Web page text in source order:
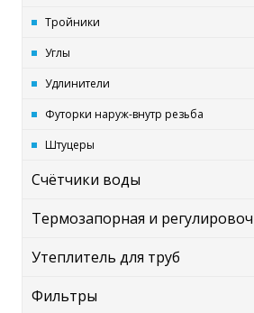
Тройники
Углы
Удлинители
Футорки наруж-внутр резьба
Штуцеры
Счётчики воды
Термозапорная и
Утеплитель для труб
Фильтры